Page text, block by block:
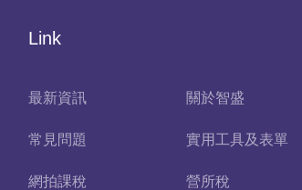
Link
最新資訊 關於智盛
常見問題 實用工具及表單
網拍課稅 營所稅